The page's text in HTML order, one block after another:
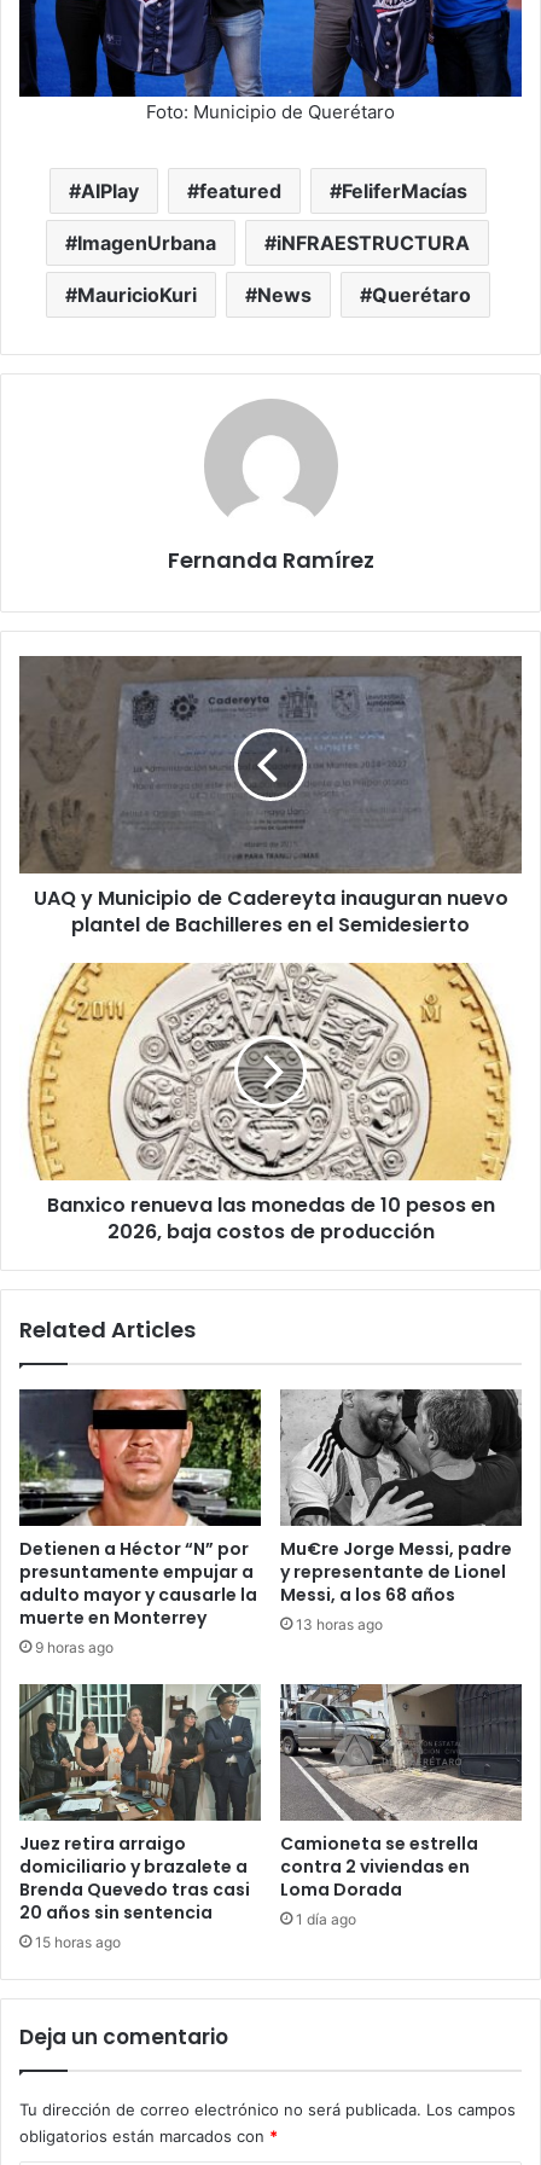
Foto: Municipio de Querétaro
AIPlay featured FeliferMacías
ImagenUrbana iNFRAESTRUCTURA
MauricioKuri News Querétaro
Fernanda Ramírez
Municipio
Cadereyta
inauguran
nuevo
plantel
de
Bachilleres
Semidesierto
UAQ y Municipio de Cadereyta inauguran nuevo
plantel de Bachilleres en el Semidesierto
Banxico
renueva
monedas
de
10
pesos
en
2026,
Banxico renueva las monedas de 10 pesos en
2026, baja costos de producción
Related Articles
Detienen a Héctor “N” por
presuntamente empujar a
adulto mayor y causarle la
muerte en Monterrey
9 horas ago
Mu€re Jorge Messi, padre
y representante de Lionel
Messi, a los 68 años
13 horas ago
Juez retira arraigo
domiciliario y brazalete a
Brenda Quevedo tras casi
20 años sin sentencia
15 horas ago
Camioneta se estrella
contra 2 viviendas en
Loma Dorada
1 día ago
Deja un comentario
Tu dirección de correo electrónico no será publicada. Los campos
obligatorios están marcados con *